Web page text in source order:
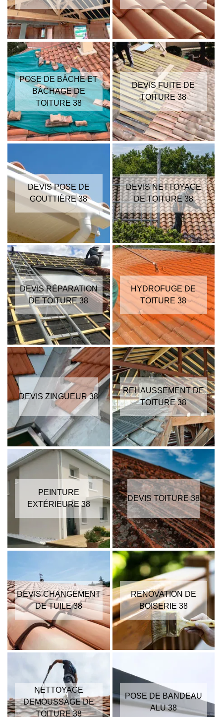
POSE DE BÂCHE ET
BÂCHAGE DE
TOITURE 38
DEVIS FUITE DE
TOITURE 38
DEVIS POSE DE
GOUTTIÈRE 38
DEVIS NETTOYAGE
DE TOITURE 38
DEVIS RÉPARATION
DE TOITURE 38
HYDROFUGE DE
TOITURE 38
DEVIS ZINGUEUR 38
REHAUSSEMENT DE
TOITURE 38
PEINTURE
EXTÉRIEURE 38
DEVIS TOITURE 38
DEVIS CHANGEMENT
DE TUILE 38
RENOVATION DE
BOISERIE 38
NETTOYAGE
DEMOUSSAGE DE
TOITURE 38
POSE DE BANDEAU
ALU 38